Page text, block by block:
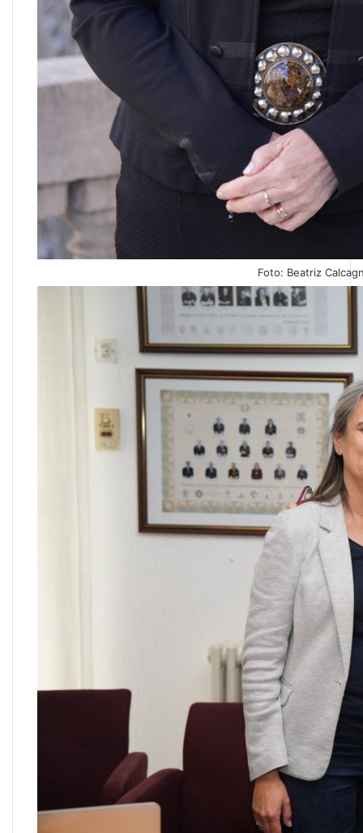
Foto: Beatriz